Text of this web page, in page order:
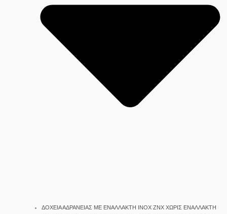
ΔΟΧΕΙΑ ΑΔΡΑΝΕΙΑΣ ΜΕ ΕΝΑΛΛΑΚΤΗ INOX ΖΝΧ ΧΩΡΙΣ ΕΝΑΛΛΑΚΤΗ